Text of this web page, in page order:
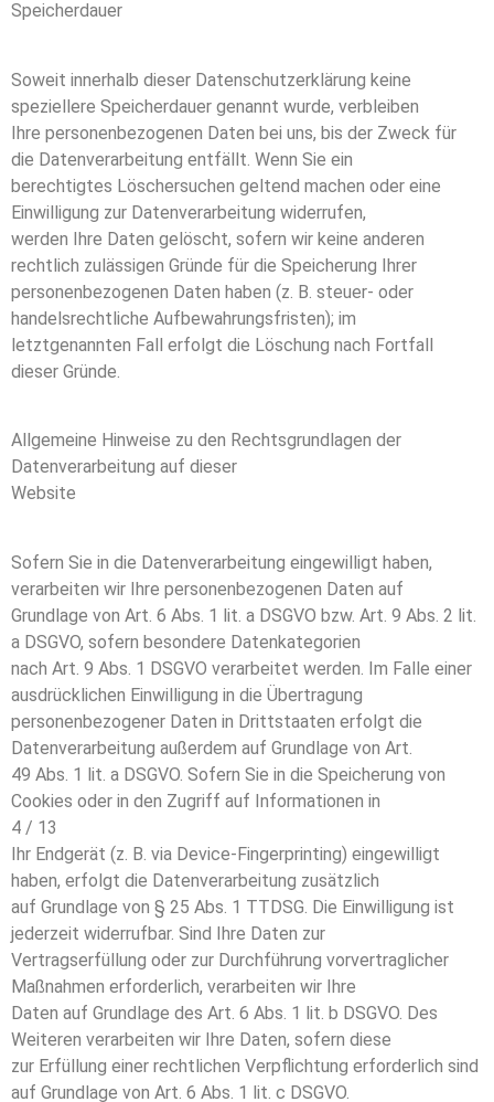
Speicherdauer
Soweit innerhalb dieser Datenschutzerklärung keine
speziellere Speicherdauer genannt wurde, verbleiben
Ihre personenbezogenen Daten bei uns, bis der Zweck für
die Datenverarbeitung entfällt. Wenn Sie ein
berechtigtes Löschersuchen geltend machen oder eine
Einwilligung zur Datenverarbeitung widerrufen,
werden Ihre Daten gelöscht, sofern wir keine anderen
rechtlich zulässigen Gründe für die Speicherung Ihrer
personenbezogenen Daten haben (z. B. steuer- oder
handelsrechtliche Aufbewahrungsfristen); im
letztgenannten Fall erfolgt die Löschung nach Fortfall
dieser Gründe.
Allgemeine Hinweise zu den Rechtsgrundlagen der
Datenverarbeitung auf dieser
Website
Sofern Sie in die Datenverarbeitung eingewilligt haben,
verarbeiten wir Ihre personenbezogenen Daten auf
Grundlage von Art. 6 Abs. 1 lit. a DSGVO bzw. Art. 9 Abs. 2 lit.
a DSGVO, sofern besondere Datenkategorien
nach Art. 9 Abs. 1 DSGVO verarbeitet werden. Im Falle einer
ausdrücklichen Einwilligung in die Übertragung
personenbezogener Daten in Drittstaaten erfolgt die
Datenverarbeitung außerdem auf Grundlage von Art.
49 Abs. 1 lit. a DSGVO. Sofern Sie in die Speicherung von
Cookies oder in den Zugriff auf Informationen in
4 / 13
Ihr Endgerät (z. B. via Device-Fingerprinting) eingewilligt
haben, erfolgt die Datenverarbeitung zusätzlich
auf Grundlage von § 25 Abs. 1 TTDSG. Die Einwilligung ist
jederzeit widerrufbar. Sind Ihre Daten zur
Vertragserfüllung oder zur Durchführung vorvertraglicher
Maßnahmen erforderlich, verarbeiten wir Ihre
Daten auf Grundlage des Art. 6 Abs. 1 lit. b DSGVO. Des
Weiteren verarbeiten wir Ihre Daten, sofern diese
zur Erfüllung einer rechtlichen Verpflichtung erforderlich sind
auf Grundlage von Art. 6 Abs. 1 lit. c DSGVO.